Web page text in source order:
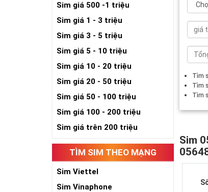
Sim giá 500 -1 triệu
Sim giá 1 - 3 triệu
Sim giá 3 - 5 triệu
Sim giá 5 - 10 triệu
Sim giá 10 - 20 triệu
Sim giá 20 - 50 triệu
Sim giá 50 - 100 triệu
Sim giá 100 - 200 triệu
Sim giá trên 200 triệu
TÌM SIM THEO MẠNG
Sim Viettel
Sim Vinaphone
Tìm
Tìm
Tìm
Sim